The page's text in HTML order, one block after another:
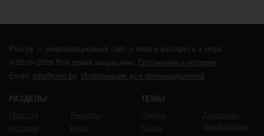
Pivo.by — информационный сайт о пиве в Беларуси и мире
© 2016–2026 Все права защищены. Положения и условия
Email: info@pivo.by. Информация для рекламодателей
РАЗДЕЛЫ ТЕМЫ